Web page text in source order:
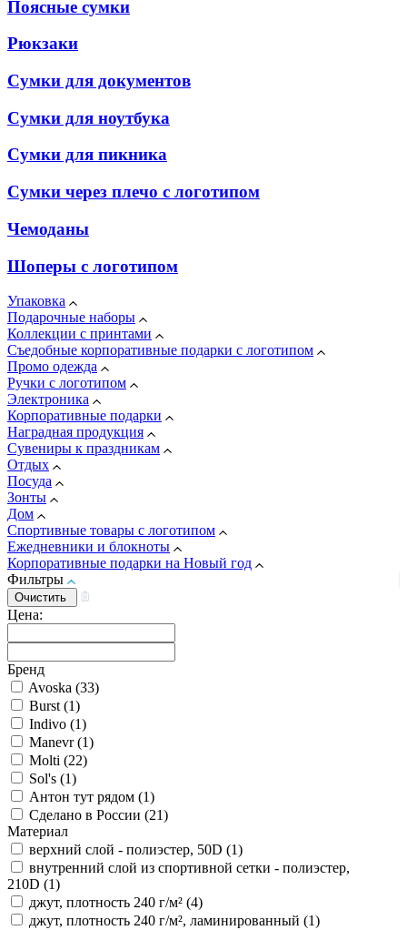
Поясные сумки
Рюкзаки
Сумки для документов
Сумки для ноутбука
Сумки для пикника
Сумки через плечо с логотипом
Чемоданы
Шоперы с логотипом
Упаковка
Подарочные наборы
Коллекции с принтами
Съедобные корпоративные подарки с логотипом
Промо одежда
Ручки с логотипом
Электроника
Корпоративные подарки
Наградная продукция
Сувениры к праздникам
Отдых
Посуда
Зонты
Дом
Спортивные товары с логотипом
Ежедневники и блокноты
Корпоративные подарки на Новый год
Фильтры
Цена:
Бренд
Avoska (33)
Burst (1)
Indivo (1)
Manevr (1)
Molti (22)
Sol's (1)
Антон тут рядом (1)
Сделано в России (21)
Материал
верхний слой - полиэстер, 50D (1)
внутренний слой из спортивной сетки - полиэстер,
210D (1)
джут, плотность 240 г/м² (4)
джут, плотность 240 г/м², ламинированный (1)